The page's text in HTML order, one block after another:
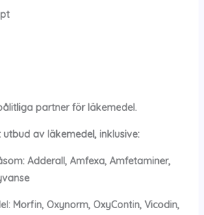
partner för läkemedel.
av läkemedel, inklusive:
Adderall, Amfexa, Amfetaminer,
Morfin, Oxynorm, OxyContin, Vicodin,